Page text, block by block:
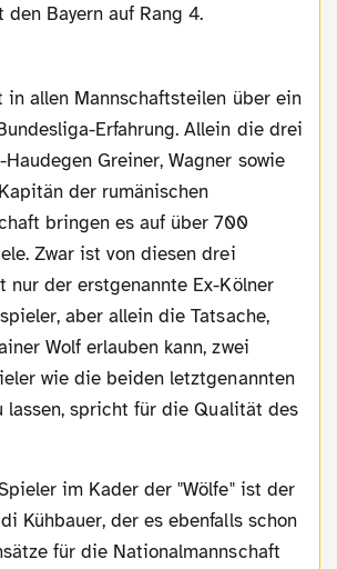
Bayern auf Rang 4.
Erfahrung. Allein die drei
Greiner, Wagner sowie
der rumänischen
bringen es auf über 700
Zwar ist von diesen drei
nur der erstgenannte Ex-Kölner
aber allein die Tatsache,
Wolf erlauben kann, zwei
wie die beiden letztgenannten
lassen, spricht für die Qualität des
Kühbauer, der es ebenfalls schon
für die Nationalmannschaft